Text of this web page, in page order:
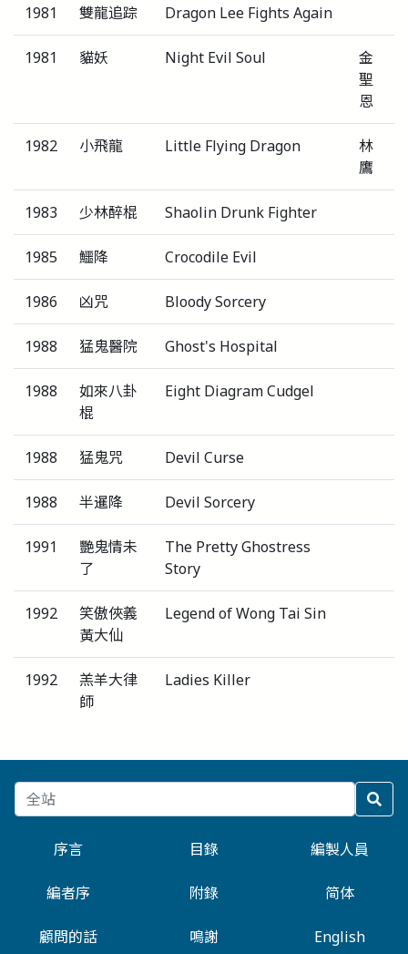
1981 雙龍追踪 Dragon Lee Fights Again
1981 貓妖 Night Evil Soul
金
聖
恩
1982 小飛龍 Little Flying Dragon
林
鷹
1983 少林醉棍 Shaolin Drunk Fighter
1985 鱷降 Crocodile Evil
1986 凶咒 Bloody Sorcery
1988 猛鬼醫院 Ghost's Hospital
1988
如來八卦
棍
Eight Diagram Cudgel
1988 猛鬼咒 Devil Curse
1988 半暹降 Devil Sorcery
1991
艷鬼情未
了
The Pretty Ghostress
Story
1992
笑傲俠義
黃大仙
Legend of Wong Tai Sin
1992
羔羊大律
師
Ladies Killer
序言 目錄 編製人員
編者序 附錄 简体
顧問的話 鳴謝 English